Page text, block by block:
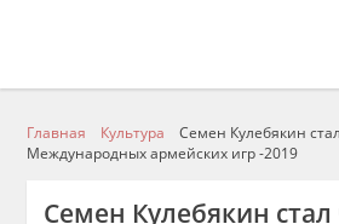
Главная Культура
Семен Кулебякин
Международных армейских игр -2019
Семен Кулебякин